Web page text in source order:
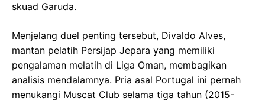
skuad Garuda.
Menjelang duel penting tersebut, Divaldo Alves,
mantan pelatih Persijap Jepara yang memiliki
pengalaman melatih di Liga Oman, membagikan
analisis mendalamnya. Pria asal Portugal ini pernah
menukangi Muscat Club selama tiga tahun (2015-